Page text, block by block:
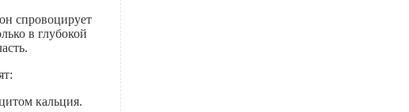
спровоцирует
в глубокой
кальция.